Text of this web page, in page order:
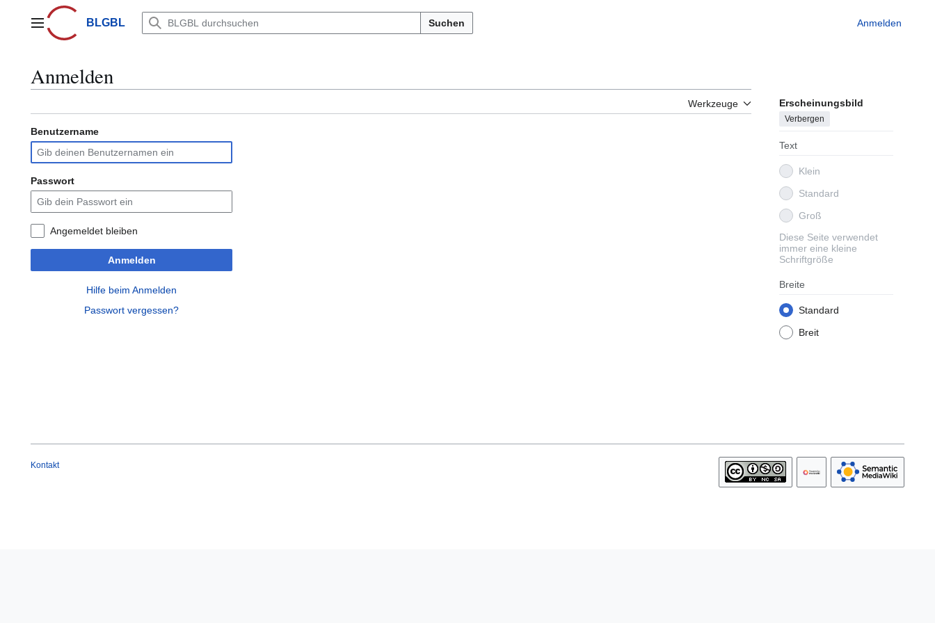
springenHauptmenüBLGBL Suchen Anmelden
Anmelden
Werkzeuge Erscheinungsbild
Verbergen
Text
Klein
Standard
Groß
Diese Seite verwendet
immer eine kleine
Schriftgröße
Breite
Standard
Breit
Benutzername
Passwort
Angemeldet bleiben
Anmelden
Hilfe beim Anmelden
Passwort vergessen?
Kontakt